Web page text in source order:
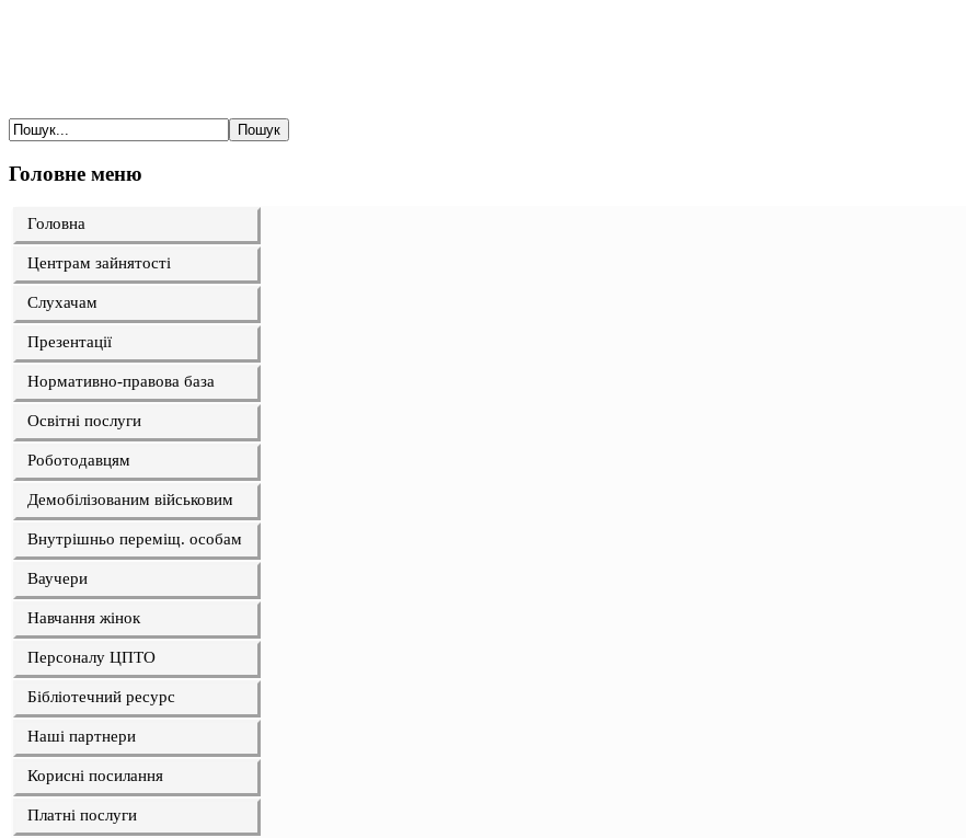
Головне меню
Головна
Центрам зайнятості
Слухачам
Презентації
Нормативно-правова база
Освітні послуги
Роботодавцям
Демобілізованим військовим
Внутрішньо переміщ. особам
Ваучери
Навчання жінок
Персоналу ЦПТО
Бібліотечний ресурс
Наші партнери
Корисні посилання
Платні послуги